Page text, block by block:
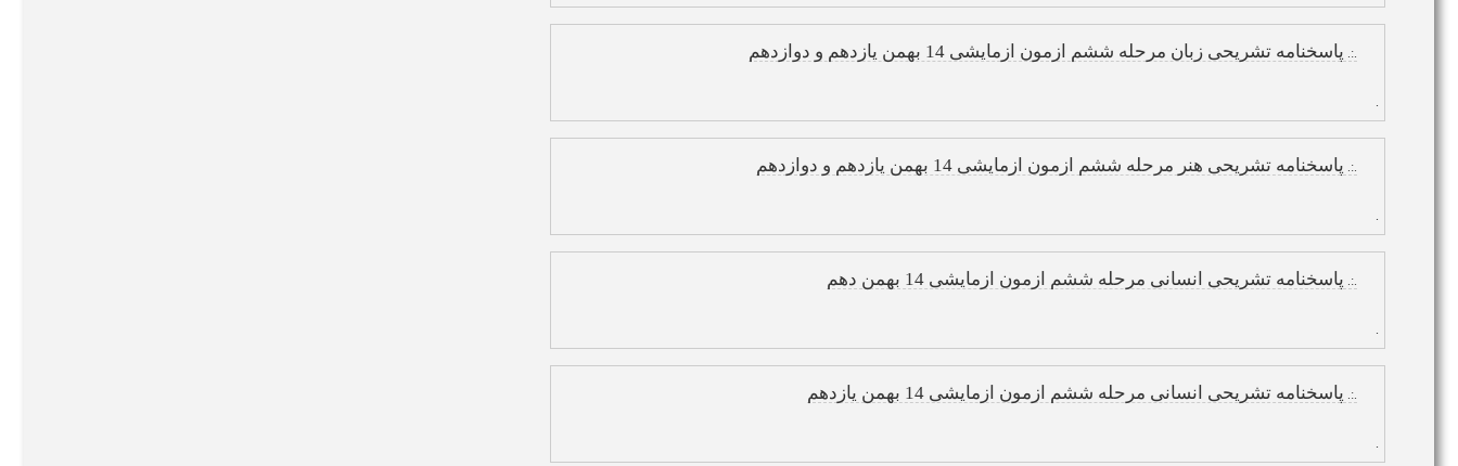
.:. پاسخنامه تشریحی زبان مرحله ششم ازمون ازمایشی 14 بهمن یازدهم و دوازدهم
.
.:. پاسخنامه تشریحی هنر مرحله ششم ازمون ازمایشی 14 بهمن یازدهم و دوازدهم
.
.:. پاسخنامه تشریحی انسانی مرحله ششم ازمون ازمایشی 14 بهمن دهم
.
.:. پاسخنامه تشریحی انسانی مرحله ششم ازمون ازمایشی 14 بهمن یازدهم
.